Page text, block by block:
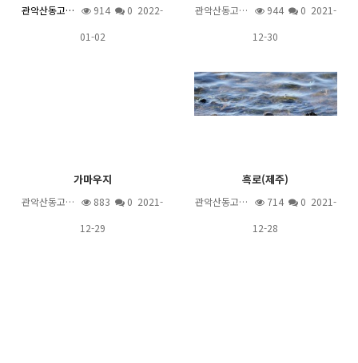
관악산동고… 914
0 2022-
01-02
관악산동고… 944
0 2021-
12-30
가마우지
관악산동고… 883
0 2021-
12-29
흑로(제주)
관악산동고… 714
0 2021-
12-28